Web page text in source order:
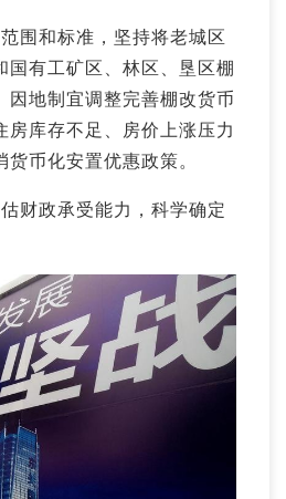
围和标准，坚持将老城区
国有工矿区、林区、垦区棚
因地制宜调整完善棚改货币
房库存不足、房价上涨压力
币化安置优惠政策。
财政承受能力，科学确定